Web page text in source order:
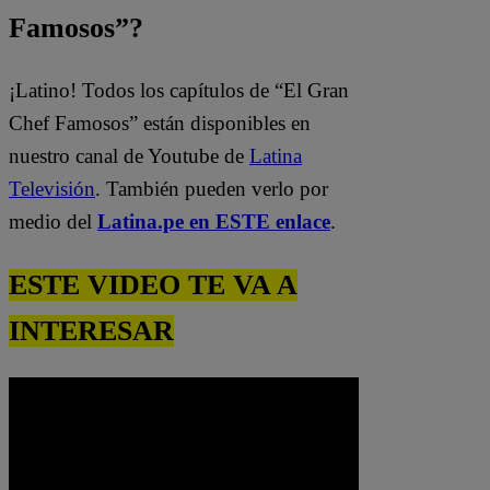
Famosos”?
¡Latino! Todos los capítulos de “El Gran
Chef Famosos” están disponibles en
nuestro canal de Youtube de Latina
Televisión. También pueden verlo por
medio del Latina.pe en ESTE enlace.
ESTE VIDEO TE VA A
INTERESAR